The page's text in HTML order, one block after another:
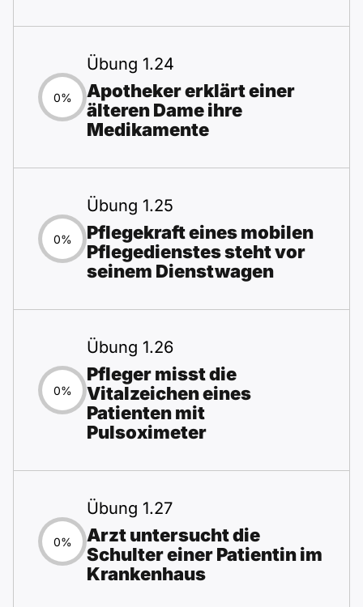
0%
Übung 1.24
Apotheker erklärt einer
älteren Dame ihre
Medikamente
0%
Übung 1.25
Pflegekraft eines mobilen
Pflegedienstes steht vor
seinem Dienstwagen
0%
Übung 1.26
Pfleger misst die
Vitalzeichen eines
Patienten mit
Pulsoximeter
0%
Übung 1.27
Arzt untersucht die
Schulter einer Patientin im
Krankenhaus